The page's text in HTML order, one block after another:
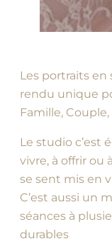
Les portraits en
rendu unique
Famille,
Le studio c’est
vivre, à offrir ou
se sent mis en
C’est aussi un
séances à
durables